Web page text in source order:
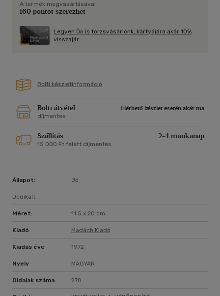
A termék megvásárlásával
160 pontot szerezhet
Legyen Ön is törzsvásárlónk, kártyájára akár 10%
visszajár.
Bolti készletinformáció
Bolti átvétel
Elérhető készlet esetén akár ma
díjmentes
Szállítás 2-4 munkanap
15 000 Ft felett díjmentes
Állapot: Jó
Dedikált
Méret: 11.5 x 20 cm
Kiadó Madách Kiadó
Kiadás éve 1972
Nyelv MAGYAR
Oldalak száma: 270